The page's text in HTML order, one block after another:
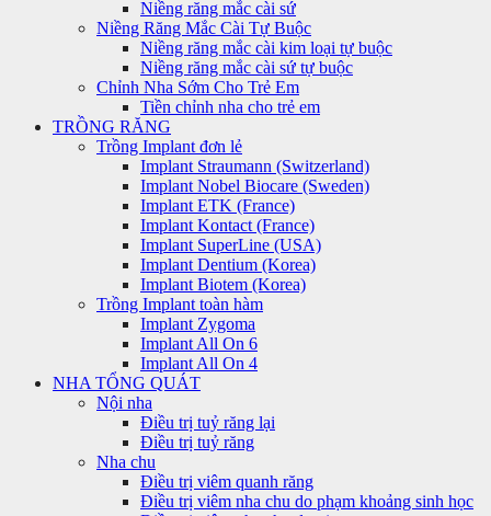
Niềng răng mắc cài sứ
Niềng Răng Mắc Cài Tự Buộc
Niềng răng mắc cài kim loại tự buộc
Niềng răng mắc cài sứ tự buộc
Chỉnh Nha Sớm Cho Trẻ Em
Tiền chỉnh nha cho trẻ em
TRỒNG RĂNG
Trồng Implant đơn lẻ
Implant Straumann (Switzerland)
Implant Nobel Biocare (Sweden)
Implant ETK (France)
Implant Kontact (France)
Implant SuperLine (USA)
Implant Dentium (Korea)
Implant Biotem (Korea)
Trồng Implant toàn hàm
Implant Zygoma
Implant All On 6
Implant All On 4
NHA TỔNG QUÁT
Nội nha
Điều trị tuỷ răng lại
Điều trị tuỷ răng
Nha chu
Điều trị viêm quanh răng
Điều trị viêm nha chu do phạm khoảng sinh học